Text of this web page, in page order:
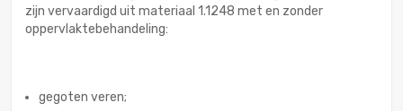
zijn vervaardigd uit materiaal 1.1248 met en zonder
oppervlaktebehandeling:
gegoten veren;